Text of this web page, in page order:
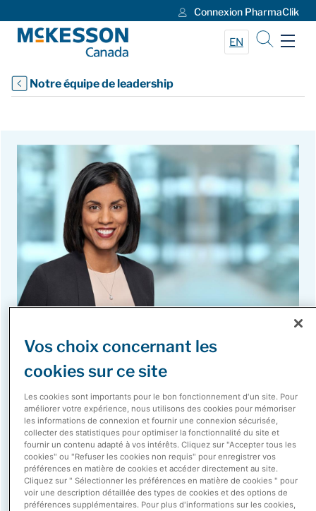
Connexion PharmaClik
EN
Notre équipe de leadership
Manasi Kulkarni
Vice-présidente principale, Soins de santé spécialisés et
Dans son rôle actuel, Manasi est responsable de la
stratégie globale en matière de produits et de
partenariats avec les fabricants pour McKesson Canada,
avec un accent particulier sur la création de valeur et la
croissance mutuelle avec nos partenaires fabricants de
Vos choix concernant les
cookies sur ce site
Les cookies sont importants pour le bon fonctionnement d'un site. Pour
améliorer votre expérience, nous utilisons des cookies pour mémoriser
les informations de connexion et fournir une connexion sécurisée,
collecter des statistiques pour optimiser la fonctionnalité du site et
fournir un contenu adapté à vos intérêts. Cliquez sur "Accepter tous les
cookies" ou "Refuser les cookies non requis" pour enregistrer vos
préférences en matière de cookies et accéder directement au site.
Cliquez sur " Sélectionner les préférences en matière de cookies " pour
voir une description détaillée des types de cookies et des options de
préférences supplémentaires. Pour plus d'informations sur les cookies,